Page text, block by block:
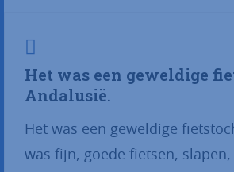
Het was een geweldige
Andalusië.
Het was een geweldige
was fijn, goede fietsen,